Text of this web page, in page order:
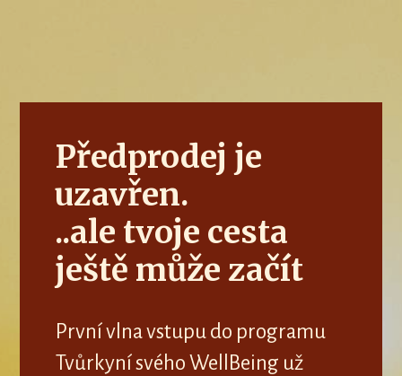
Předprodej je
uzavřen.
..ale tvoje cesta
ještě může začít
První vlna vstupu do programu
Tvůrkyní svého WellBeing už